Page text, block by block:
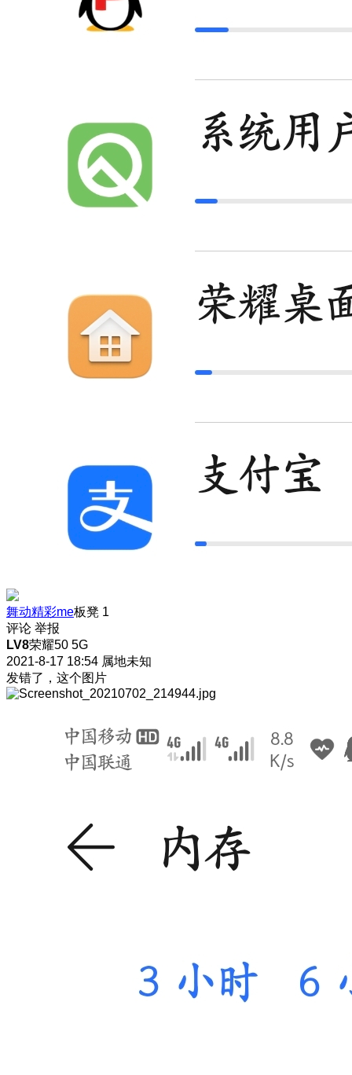
舞动精彩me板凳 1
评论 举报
LV8荣耀50 5G
2021-8-17 18:54 属地未知
发错了，这个图片